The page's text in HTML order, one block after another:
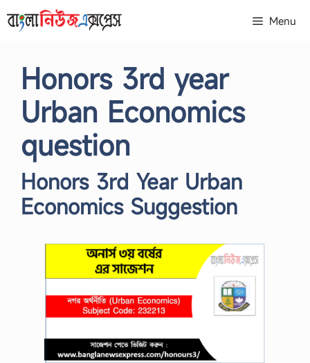
to
Menu
Honors 3rd year
Urban Economics
question
Honors 3rd Year Urban
Economics Suggestion